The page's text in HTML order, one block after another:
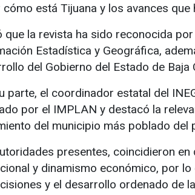
cómo está Tijuana y los avances
que la revista ha sido reconocida
Estadística y Geográfica,
del Gobierno del Estado de Baja
parte, el coordinador estatal del
por el IMPLAN y destacó la
del municipio más poblado del
presentes, coincidieron
y dinamismo económico, por
y el desarrollo ordenado de